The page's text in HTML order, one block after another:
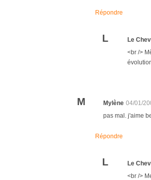
Répondre
L Le
<br />
M Mylène 04/01/
pas mal. j'aime
Répondre
L Le
<br />